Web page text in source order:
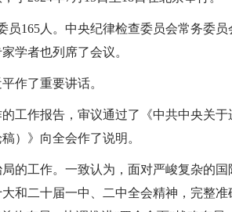
员165人。中央纪律检查委员会常务委
学者也列席了会议。
作了重要讲话。
工作报告，审议通过了《中共中央关于
）》向全会作了说明。
的工作。一致认为，面对严峻复杂的国
和二十届一中、二中全会精神，完整